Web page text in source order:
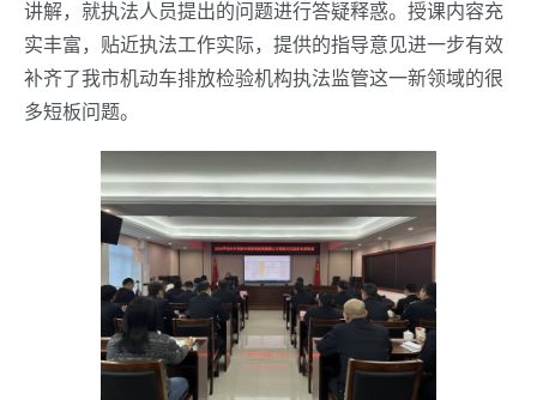
讲解，就执法人员提出的问题进行答疑释惑。授课内容充
实丰富，贴近执法工作实际，提供的指导意见进一步有效
补齐了我市机动车排放检验机构执法监管这一新领域的很
多短板问题。